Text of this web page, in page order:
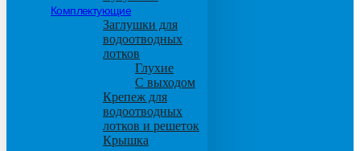
Комплектующие
Заглушки для
водоотводных
лотков
Глухие
С выходом
Крепеж для
водоотводных
лотков и решеток
Крышка